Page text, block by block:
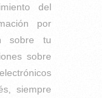
del
por
sobre tu
sobre
siempre